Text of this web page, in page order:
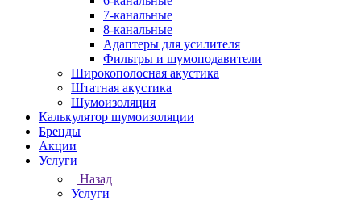
7-канальные
8-канальные
Адаптеры для усилителя
Фильтры и шумоподавители
Широкополосная акустика
Штатная акустика
Шумоизоляция
Калькулятор шумоизоляции
Бренды
Акции
Услуги
Назад
Услуги